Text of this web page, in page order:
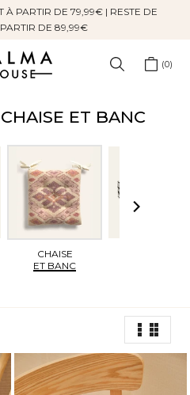
À PARTIR DE 79,99€ | RESTE DE
DE 89,99€
0
ET BANC
CHAISE
ET BANC